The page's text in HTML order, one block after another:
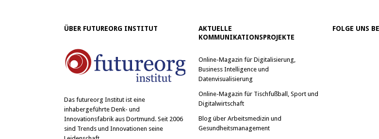
ÜBER FUTUREORG INSTITUT
Das futureorg Institut ist eine
inhabergeführte Denk- und
Innovationsfabrik aus Dortmund. Seit 2006
sind Trends und Innovationen seine
AKTUELLE
KOMMUNIKATIONSPROJEKTE
Online-Magazin für Digitalisierung,
Business Intelligence und
Datenvisualisierung
Online-Magazin für Tischfußball, Sport und
Digitalwirtschaft
Blog über Arbeitsmedizin und
Gesundheitsmanagement
FOLGE UNS